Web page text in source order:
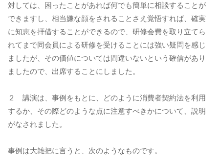
対しては、困ったことがあれば何でも簡単に相談することが
できますし、相当嫌な顔をされることさえ覚悟すれば、確実
に知恵を拝借することができるので、研修会費を取り立てら
れてまで同会員による研修を受けることには強い疑問を感じ
ましたが、その価値については間違いないという確信があり
ましたので、出席することにしました。
２ 講演は、事例をもとに、どのように消費者契約法を利用
するか、その際どのような点に注意すべきかについて、説明
がなされました。
事例は大雑把に言うと、次のようなものです。